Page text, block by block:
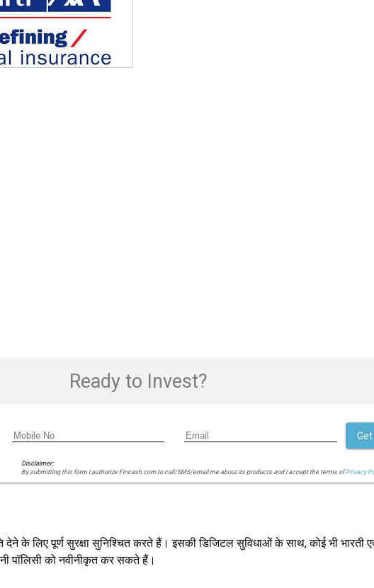
Ready to Invest?
Disclaimer:
By submitting this form I authorize Fincash.com to call/SMS/email me about its products and I accept the terms ofPrivacy
देने के लिए पूर्ण सुरक्षा सुनिश्चित करते हैं। इसकी डिजिटल सुविधाओं के साथ, कोई भी
को नवीनीकृत कर सकते हैं।